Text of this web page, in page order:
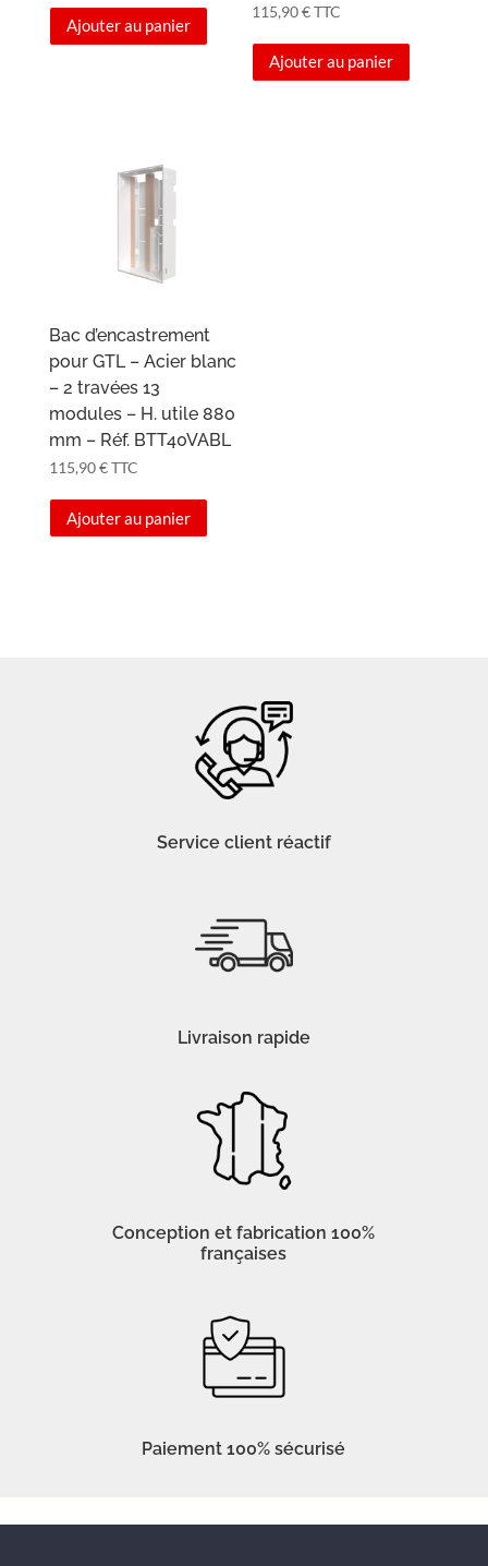
Ajouter au panier
115,90€TTC
Ajouter au panier
Bac d’encastrement
pour GTL – Acier blanc
– 2 travées 13
modules – H. utile 880
mm – Réf. BTT40VABL
115,90€TTC
Ajouter au panier
Service client réactif
Livraison rapide
Conception et fabrication 100%
françaises
Paiement 100% sécurisé